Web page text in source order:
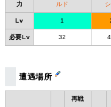
力
ルド
Lv 1
必要Lv 32
遭遇場所
再戦